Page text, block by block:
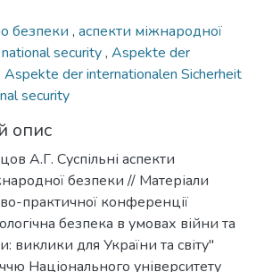
безпеки , аспекти міжнародної
security, Aspekte der
Aspekte der internationalen Sicherheit
security
опис
А.Г. Суспільні аспекти
безпеки // Матеріали
практичної конференції
безпека в умовах війни та
виклики для України та світу"
Національного університету